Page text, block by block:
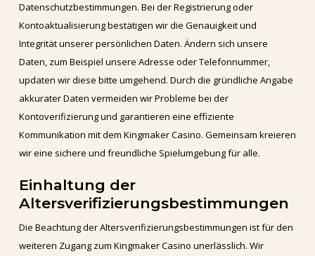
Datenschutzbestimmungen. Bei der Registrierung oder
Kontoaktualisierung bestätigen wir die Genauigkeit und
Integrität unserer persönlichen Daten. Ändern sich unsere
Daten, zum Beispiel unsere Adresse oder Telefonnummer,
updaten wir diese bitte umgehend. Durch die gründliche Angabe
akkurater Daten vermeiden wir Probleme bei der
Kontoverifizierung und garantieren eine effiziente
Kommunikation mit dem Kingmaker Casino. Gemeinsam kreieren
wir eine sichere und freundliche Spielumgebung für alle.
Einhaltung der
Altersverifizierungsbestimmungen
Die Beachtung der Altersverifizierungsbestimmungen ist für den
weiteren Zugang zum Kingmaker Casino unerlässlich. Wir